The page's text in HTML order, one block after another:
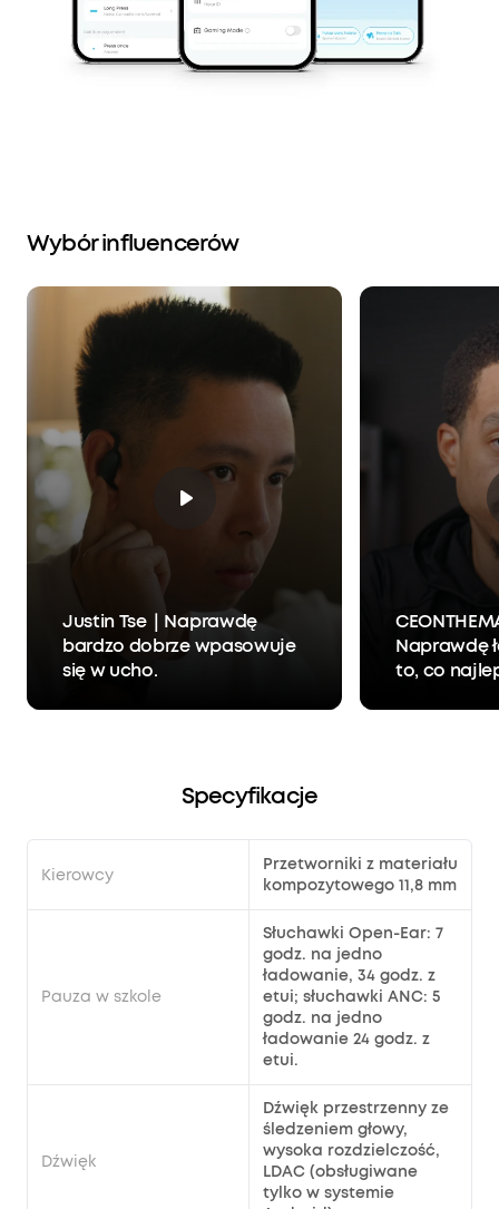
Wybór influencerów
Justin Tse｜Naprawdę
bardzo dobrze wpasowuje
się w ucho.
Naprawdę
to, co
Specyfikacje
Kierowcy
Przetworniki z materiału
kompozytowego 11,8 mm
Pauza w szkole
Słuchawki Open-Ear: 7
godz. na jedno
ładowanie, 34 godz. z
etui; słuchawki ANC: 5
godz. na jedno
ładowanie 24 godz. z
etui.
Dźwięk
Dźwięk przestrzenny ze
śledzeniem głowy,
wysoka rozdzielczość,
LDAC (obsługiwane
tylko w systemie